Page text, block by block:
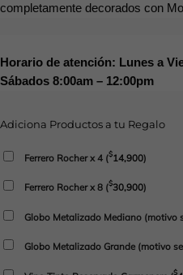
completamente decorados con
Horario de atención: Lunes a
Sábados 8:00am – 12:00pm
Adiciona Productos a tu Regalo
Ferrero Rocher x 4 ($14,900)
Ferrero Rocher x 8 ($30,900)
Globo Metalizado Mediano (motivo
Globo Metalizado Grande (motivo
$